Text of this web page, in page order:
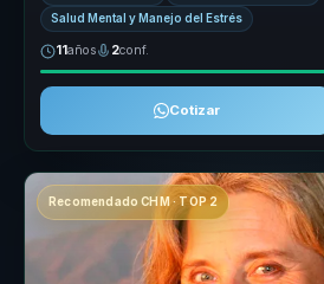
Salud Mental y Manejo del Estrés
11años 2conf.
Cotizar
Recomendado CHM · TOP 2